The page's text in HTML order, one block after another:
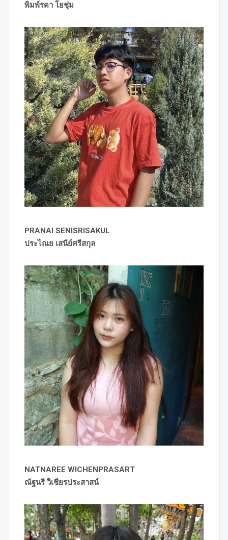
พิมพ์รดา โยชุ่ม
PRANAI SENISRISAKUL
ประไณย เสนีย์ศรีสกุล
NATNAREE WICHENPRASART
ณัฐนรี วิเชียรประสาสน์